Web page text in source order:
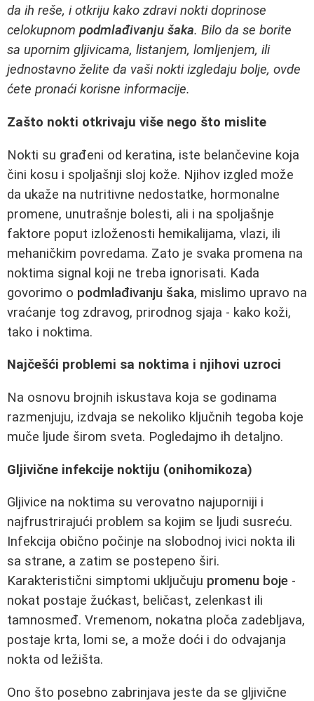
da ih reše, i otkriju kako zdravi nokti doprinose
celokupnom podmlađivanju šaka. Bilo da se borite
sa upornim gljivicama, listanjem, lomljenjem, ili
jednostavno želite da vaši nokti izgledaju bolje, ovde
ćete pronaći korisne informacije.
Zašto nokti otkrivaju više nego što mislite
Nokti su građeni od keratina, iste belančevine koja
čini kosu i spoljašnji sloj kože. Njihov izgled može
da ukaže na nutritivne nedostatke, hormonalne
promene, unutrašnje bolesti, ali i na spoljašnje
faktore poput izloženosti hemikalijama, vlazi, ili
mehaničkim povredama. Zato je svaka promena na
noktima signal koji ne treba ignorisati. Kada
govorimo o podmlađivanju šaka, mislimo upravo na
vraćanje tog zdravog, prirodnog sjaja - kako koži,
tako i noktima.
Najčešći problemi sa noktima i njihovi uzroci
Na osnovu brojnih iskustava koja se godinama
razmenjuju, izdvaja se nekoliko ključnih tegoba koje
muče ljude širom sveta. Pogledajmo ih detaljno.
Gljivične infekcije noktiju (onihomikoza)
Gljivice na noktima su verovatno najuporniji i
najfrustrirajući problem sa kojim se ljudi susreću.
Infekcija obično počinje na slobodnoj ivici nokta ili
sa strane, a zatim se postepeno širi.
Karakteristični simptomi uključuju promenu boje -
nokat postaje žućkast, beličast, zelenkast ili
tamnosmeđ. Vremenom, nokatna ploča zadebljava,
postaje krta, lomi se, a može doći i do odvajanja
nokta od ležišta.
Ono što posebno zabrinjava jeste da se gljivične